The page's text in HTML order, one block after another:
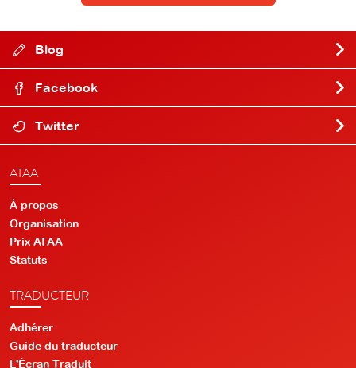
Blog
Facebook
Twitter
ATAA
À propos
Organisation
Prix ATAA
Statuts
TRADUCTEUR
Adhérer
Guide du traducteur
L'Écran Traduit